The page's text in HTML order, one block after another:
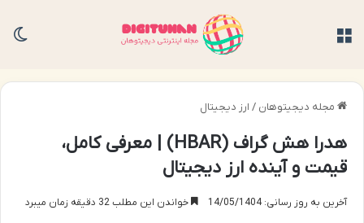
مجله دیجیتوهان / ارز دیجیتال
هدرا هش گراف (HBAR) | معرفی کامل،
قیمت و آینده ارز دیجیتال
آخرین به روز رسانی: 14/05/1404 خواندن این مطلب 32 دقیقه زمان میبرد